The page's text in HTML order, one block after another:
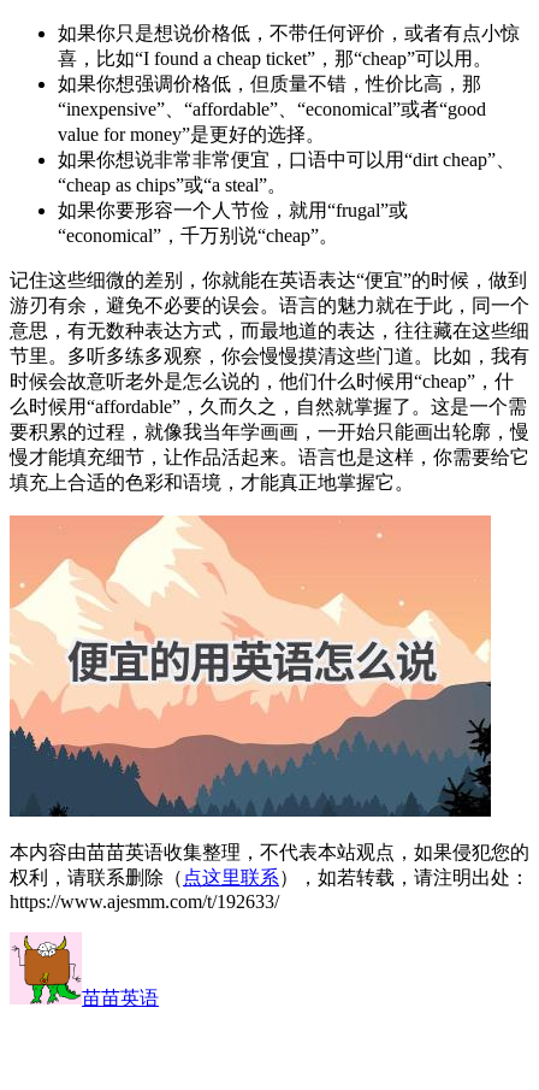
如果你只是想说价格低，不带任何评价，或者有点小惊
喜，比如“I found a cheap ticket”，那“cheap”可以用。
如果你想强调价格低，但质量不错，性价比高，那
“inexpensive”、“affordable”、“economical”或者“good
value for money”是更好的选择。
如果你想说非常非常便宜，口语中可以用“dirt cheap”、
“cheap as chips”或“a steal”。
如果你要形容一个人节俭，就用“frugal”或
“economical”，千万别说“cheap”。
记住这些细微的差别，你就能在英语表达“便宜”的时候，做到
游刃有余，避免不必要的误会。语言的魅力就在于此，同一个
意思，有无数种表达方式，而最地道的表达，往往藏在这些细
节里。多听多练多观察，你会慢慢摸清这些门道。比如，我有
时候会故意听老外是怎么说的，他们什么时候用“cheap”，什
么时候用“affordable”，久而久之，自然就掌握了。这是一个需
要积累的过程，就像我当年学画画，一开始只能画出轮廓，慢
慢才能填充细节，让作品活起来。语言也是这样，你需要给它
填充上合适的色彩和语境，才能真正地掌握它。
本内容由苗苗英语收集整理，不代表本站观点，如果侵犯您的
权利，请联系删除（ 点这里联系），如若转载，请注明出处：
https://www.ajesmm.com/t/192633/
苗苗英语